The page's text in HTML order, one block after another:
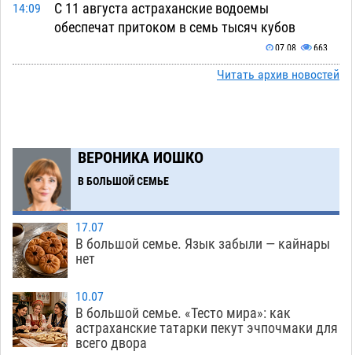
14:09
С 11 августа астраханские водоемы
обеспечат притоком в семь тысяч кубов
07.08 663
Астраханский аэропорт попробует отбиться
помойку
11:58
В Астрахани подросток угнал мотоцикл и
похитил чужие мобильник с банковскими
картами
11:20
Астраханцев ждут на парковом газоне с
призами и эрмитажными котами
10:43
Астраханский суд встал на сторону МЧС в
споре за возврат униформы
07.08 373
Читать архив новостей
ВЕРОНИКА ИОШКО
В БОЛЬШОЙ СЕМЬЕ
17.07
В большой семье. Язык забыли — кайнары
нет
10.07
В большой семье. «Тесто мира»: как
астраханские татарки пекут эчпочмаки для
всего двора